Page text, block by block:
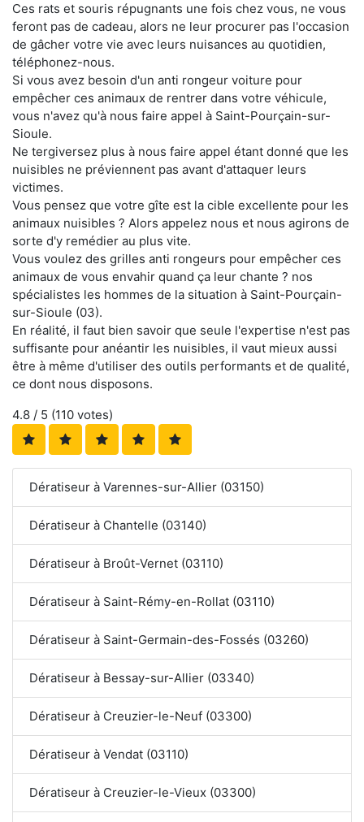
Ces rats et souris répugnants une fois chez vous, ne vous
feront pas de cadeau, alors ne leur procurer pas l'occasion
de gâcher votre vie avec leurs nuisances au quotidien,
téléphonez-nous.
Si vous avez besoin d'un anti rongeur voiture pour
empêcher ces animaux de rentrer dans votre véhicule,
vous n'avez qu'à nous faire appel à Saint-Pourçain-sur-
Sioule.
Ne tergiversez plus à nous faire appel étant donné que les
nuisibles ne préviennent pas avant d'attaquer leurs
victimes.
Vous pensez que votre gîte est la cible excellente pour les
animaux nuisibles ? Alors appelez nous et nous agirons de
sorte d'y remédier au plus vite.
Vous voulez des grilles anti rongeurs pour empêcher ces
animaux de vous envahir quand ça leur chante ? nos
spécialistes les hommes de la situation à Saint-Pourçain-
sur-Sioule (03).
En réalité, il faut bien savoir que seule l'expertise n'est pas
suffisante pour anéantir les nuisibles, il vaut mieux aussi
être à même d'utiliser des outils performants et de qualité,
ce dont nous disposons.
4.8 / 5 (110 votes)
Dératiseur à Varennes-sur-Allier (03150)
Dératiseur à Chantelle (03140)
Dératiseur à Broût-Vernet (03110)
Dératiseur à Saint-Rémy-en-Rollat (03110)
Dératiseur à Saint-Germain-des-Fossés (03260)
Dératiseur à Bessay-sur-Allier (03340)
Dératiseur à Creuzier-le-Neuf (03300)
Dératiseur à Vendat (03110)
Dératiseur à Creuzier-le-Vieux (03300)